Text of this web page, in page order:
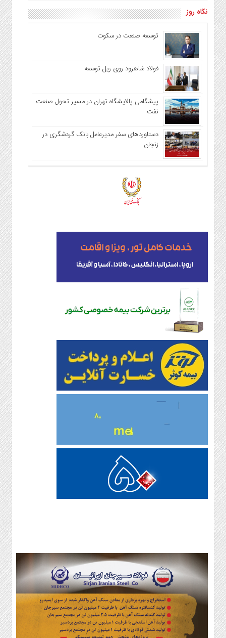
نگاه روز
توسعه صنعت در سکوت
فولاد شاهرود روی ریل توسعه
پیشگامی پالایشگاه تهران در مسیر تحول صنعت
نفت
دستاوردهای سفر مدیرعامل بانک گردشگری در
زنجان